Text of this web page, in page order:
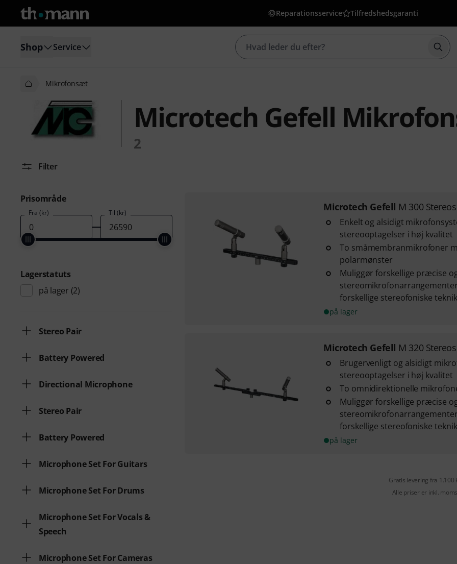
Reparationsservice Tilfredshedsgaranti
Shop Service
Mikrofonsæt
Microtech Gefell
2
Filter
Prisområde
Fra (kr) Til (kr)
Lagerstatuts
på lager (2)
Stereo Pair
Battery Powered
Directional Microphone
Stereo Pair
Battery Powered
Microphone Set For Guitars
Microphone Set For Drums
Microphone Set For Vocals &
Speech
Microphone Set For Cameras
Microtech Gefell M 300
Enkelt og alsidigt
stereooptagelser i høj kvalitet
To småmembranmikrofoner
polarmønster
Muliggør forskellige præcise
forskellige stereofoniske
på lager
Microtech Gefell M 320
Brugervenligt og alsidigt
stereooptagelser i høj kvalitet
To omnidirektionelle
Muliggør forskellige præcise
forskellige stereofoniske
på lager
Gratis levering fra 1.100
Alle priser er inkl.